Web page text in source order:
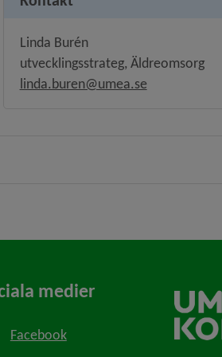
Linda Burén
utvecklingsstrateg, Äldreomsorg
linda.buren@umea.se
medier
Facebook